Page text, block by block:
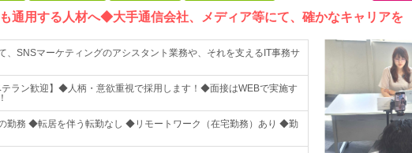
通用する人材へ◆大手通信会社、メディア等にて、確かなキャリアを
、SNSマーケティングのアシスタント業務や、それを支えるIT事務サ
テラン歓迎】◆人柄・意欲重視で採用します！◆面接はWEBで実施す
勤務 ◆転居を伴う転勤なし ◆リモートワーク（在宅勤務）あり ◆勤